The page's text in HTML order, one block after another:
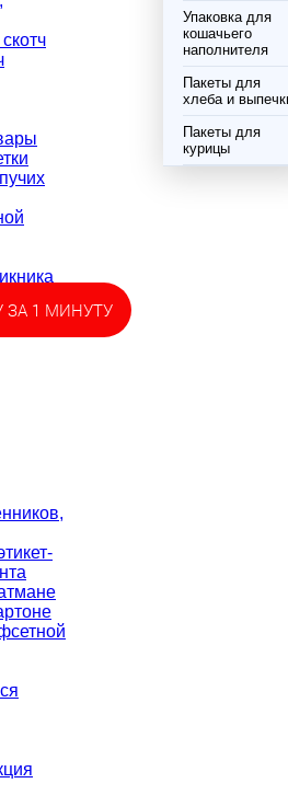
Упаковка для
кошачьего
наполнителя
Пакеты для
хлеба и
Пакеты для
курицы
ЗА 1 МИНУТУ